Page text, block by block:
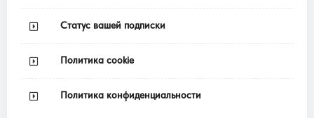
Статус вашей подписки
Политика cookie
Политика конфиденциальности